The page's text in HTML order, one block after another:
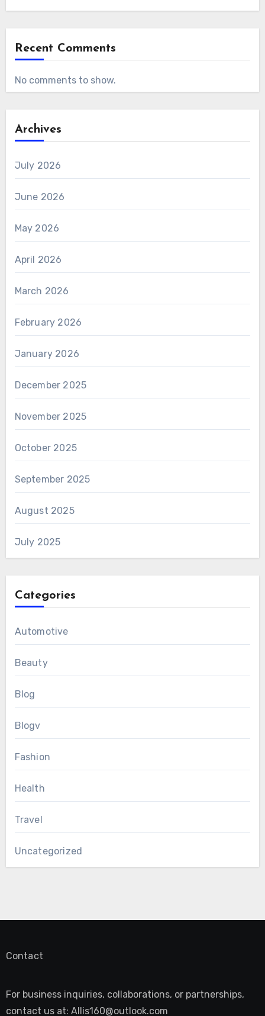
Recent Comments
No comments to show.
Archives
July 2026
June 2026
May 2026
April 2026
March 2026
February 2026
January 2026
December 2025
November 2025
October 2025
September 2025
August 2025
July 2025
Categories
Automotive
Beauty
Blog
Blogv
Fashion
Health
Travel
Uncategorized
Contact
For business inquiries, collaborations, or partnerships,
contact us at: Allis160@outlook.com